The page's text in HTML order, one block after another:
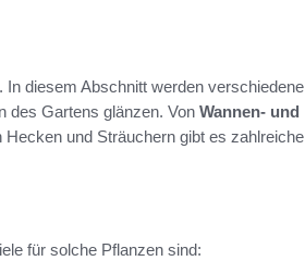
diesem Abschnitt werden verschiedene
des Gartens glänzen. Von Wannen- und
Hecken und Sträuchern gibt es zahlreiche
für solche Pflanzen sind: